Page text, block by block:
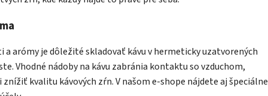
arómy je dôležité skladovať kávu v hermeticky uzatvorených
Vhodné nádoby na kávu zabránia kontaktu so vzduchom,
kvalitu kávových zŕn. V našom e-shope nájdete aj špeciálne